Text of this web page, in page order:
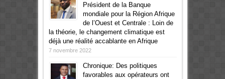
Président de la Banque
mondiale pour la Région Afrique
de l’Ouest et Centrale : Loin de
la théorie, le changement climatique est
déjà une réalité accablante en Afrique
7 novembre 2022
Chronique: Des politiques
favorables aux opérateurs ont